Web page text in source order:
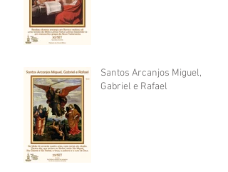
Santos Arcanjos Miguel,
Gabriel e Rafael